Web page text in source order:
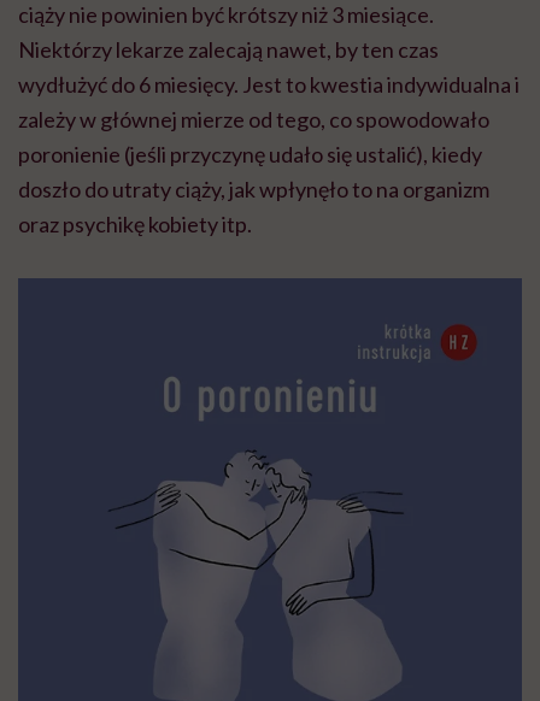
ciąży nie powinien być krótszy niż 3 miesiące.
Niektórzy lekarze zalecają nawet, by ten czas
wydłużyć do 6 miesięcy. Jest to kwestia indywidualna i
zależy w głównej mierze od tego, co spowodowało
poronienie (jeśli przyczynę udało się ustalić), kiedy
doszło do utraty ciąży, jak wpłynęło to na organizm
oraz psychikę kobiety itp.